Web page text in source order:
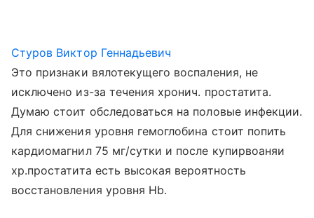
Стуров Виктор Геннадьевич
Это признаки вялотекущего воспаления, не
исключено из-за течения хронич. простатита.
Думаю стоит обследоваться на половые инфекции.
Для снижения уровня гемоглобина стоит попить
кардиомагнил 75 мг/сутки и после купирвоаняи
хр.простатита есть высокая вероятность
восстановления уровня Hb.